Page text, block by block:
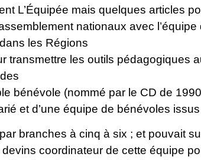
L’Équipée mais quelques articles
nationaux avec l’équipe
les Régions
transmettre les outils pédagogiques
bénévole (nommé par le CD de
et d’une équipe de bénévoles
branches à cinq à six ; et pouvait
coordinateur de cette équipe